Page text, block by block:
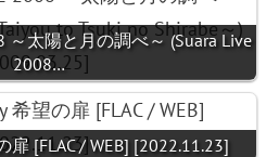
～太陽と月の調べ～ (Suara Live
2008…
扉 [FLAC / WEB] [2022.11.23]